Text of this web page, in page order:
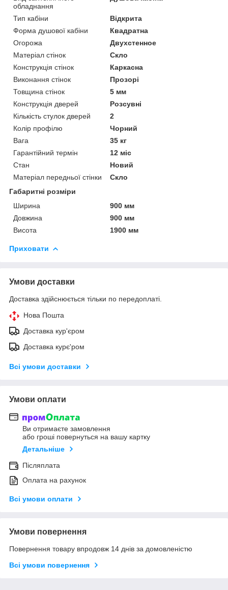
обладнання
Тип кабіни
Відкрита
Форма душової кабіни
Квадратна
Огорожа
Двухстенное
Матеріал стінок
Скло
Конструкція стінок
Каркасна
Виконання стінок
Прозорі
Товщина стінок
5 мм
Конструкція дверей
Розсувні
Кількість стулок дверей
2
Колір профілю
Чорний
Вага
35 кг
Гарантійний термін
12 міс
Стан
Новий
Матеріал передньої стінки
Скло
Габаритні розміри
Ширина
900 мм
Довжина
900 мм
Висота
1900 мм
Приховати
Умови доставки
Доставка здійснюється тільки по передоплаті.
Нова Пошта
Доставка кур'єром
Доставка курє'ром
Всі умови доставки
Умови оплати
Ви отримаєте замовлення
або гроші повернуться на вашу картку
Детальніше
Післяплата
Оплата на рахунок
Всі умови оплати
Умови повернення
Повернення товару впродовж 14 днів за домовленістю
Всі умови повернення